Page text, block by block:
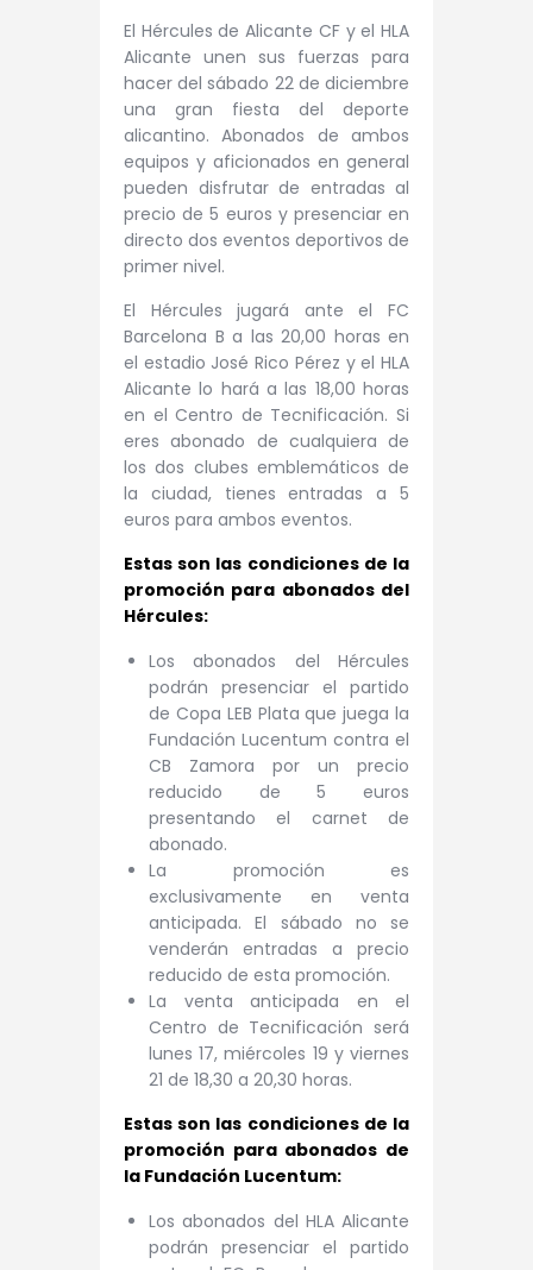
El Hércules de Alicante CF y el HLA
Alicante unen sus fuerzas para
hacer del sábado 22 de diciembre
una gran fiesta del deporte
alicantino. Abonados de ambos
equipos y aficionados en general
pueden disfrutar de entradas al
precio de 5 euros y presenciar en
directo dos eventos deportivos de
primer nivel.
El Hércules jugará ante el FC
Barcelona B a las 20,00 horas en
el estadio José Rico Pérez y el HLA
Alicante lo hará a las 18,00 horas
en el Centro de Tecnificación. Si
eres abonado de cualquiera de
los dos clubes emblemáticos de
la ciudad, tienes entradas a 5
euros para ambos eventos.
Estas son las condiciones de la
promoción para abonados del
Hércules:
Los abonados del Hércules
podrán presenciar el partido
de Copa LEB Plata que juega la
Fundación Lucentum contra el
CB Zamora por un precio
reducido de 5 euros
presentando el carnet de
abonado.
La promoción es
exclusivamente en venta
anticipada. El sábado no se
venderán entradas a precio
reducido de esta promoción.
La venta anticipada en el
Centro de Tecnificación será
lunes 17, miércoles 19 y viernes
21 de 18,30 a 20,30 horas.
Estas son las condiciones de la
promoción para abonados de
la Fundación Lucentum:
Los abonados del HLA Alicante
podrán presenciar el partido